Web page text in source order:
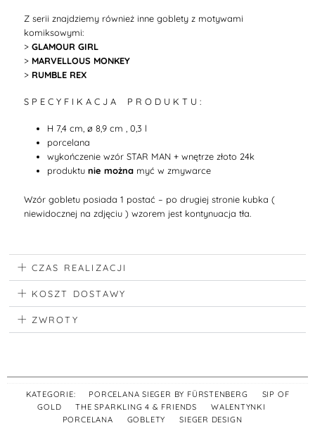
Z serii znajdziemy również inne goblety z motywami
komiksowymi:
> GLAMOUR GIRL
> MARVELLOUS MONKEY
> RUMBLE REX
S P E C Y F I K A C J A P R O D U K T U :
H 7,4 cm, ø 8,9 cm , 0,3 l
porcelana
wykończenie wzór STAR MAN + wnętrze złoto 24k
produktunie można myć w zmywarce
Wzór gobletu posiada 1 postać – po drugiej stronie kubka (
niewidocznej na zdjęciu ) wzorem jest kontynuacja tła.
CZAS REALIZACJI
KOSZT DOSTAWY
ZWROTY
KATEGORIE: PORCELANA SIEGER BY FÜRSTENBERG
SIP OF
GOLD
,THE SPARKLING 4 & FRIENDS WALENTYNKI
PORCELANA
GOBLETY ,SIEGER DESIGN